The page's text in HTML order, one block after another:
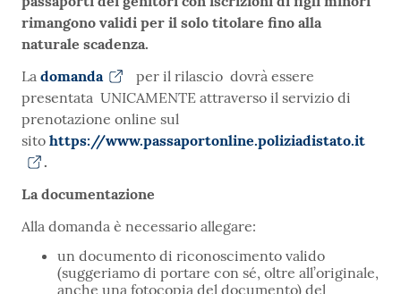
rimangono validi per il solo titolare fino alla
naturale scadenza.
La domanda
per il rilascio dovrà essere
presentata UNICAMENTE attraverso il servizio di
prenotazione online sul
sito https://www.passaportonline.poliziadistato.it
.
La documentazione
Alla domanda è necessario allegare:
un documento di riconoscimento valido
(suggeriamo di portare con sé, oltre all’originale,
anche una fotocopia del documento) del